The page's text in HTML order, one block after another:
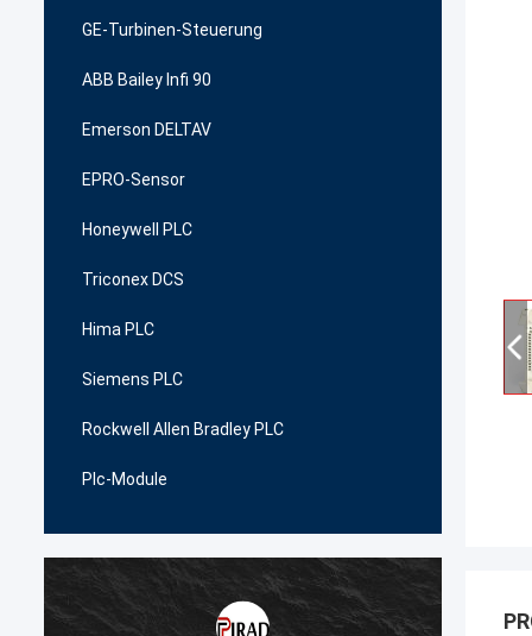
GE-Turbinen-Steuerung
ABB Bailey Infi 90
Emerson DELTAV
EPRO-Sensor
Honeywell PLC
Triconex DCS
Hima PLC
Siemens PLC
Rockwell Allen Bradley PLC
Plc-Module